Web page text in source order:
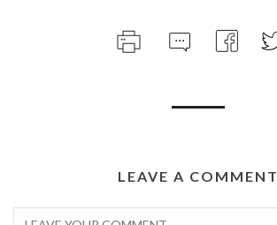
LEAVE A COMMENT